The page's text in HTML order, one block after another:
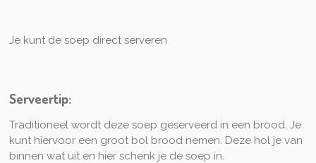
Je kunt de soep direct serveren
Serveertip:
Traditioneel wordt deze soep geserveerd in een brood. Je
kunt hiervoor een groot bol brood nemen. Deze hol je van
binnen wat uit en hier schenk je de soep in.